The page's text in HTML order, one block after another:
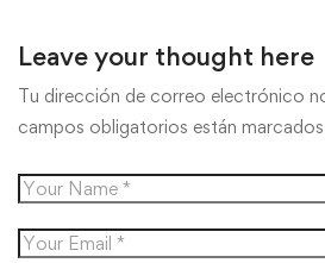
Leave your thought here
Tu dirección de correo electrónico
campos obligatorios están